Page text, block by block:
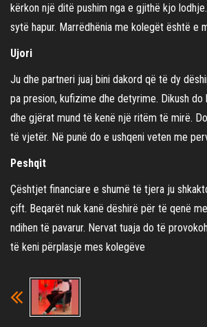
kërkon një ditë pushim nga e gjithë kjo
sytë hapur. Marrëdhënia me kolegët është e
Ujori
Ju dhe partneri juaj bini dakord që të dy
pa presion, kufizime dhe detyrime. Dikush
dhe gjërat mund të kenë një ritëm të mirë.
të vjetër. Në punë do e ushqeni veten me
Peshqit
Çështjet financiare e shumë të tjera ju
çift. Beqarët nuk kanë dëshirë për të qenë
ndihen të pavarur. Nervat tuaja do të
të keni përplasje mes kolegëve